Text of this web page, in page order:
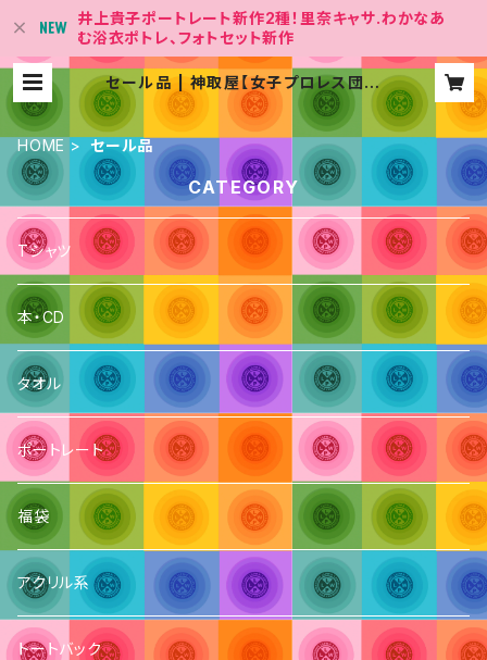
井上貴子ポートレート新作2種！里奈キャサ.わかなあ
む浴衣ポトレ、フォトセット新作
セール品 | 神取屋【女子プロレス団体
「LLPW-X 」Official Shop】
HOME セール品
CATEGORY
Tシャツ
本・CD
タオル
ポートレート
福袋
アクリル系
トートバック